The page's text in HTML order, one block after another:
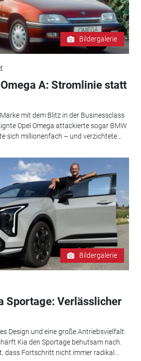
Bildergalerie
A: Stromlinie statt
mit dem Blitz in der Businessclass
Opel Omega attackierte sogar BMW
sich millionenfach – und verzichtete...
Bildergalerie
Sportage: Verlässlicher
Design und eine große Antriebsvielfalt:
Kia den Sportage behutsam nach.
dass Fortschritt nicht immer radikal...